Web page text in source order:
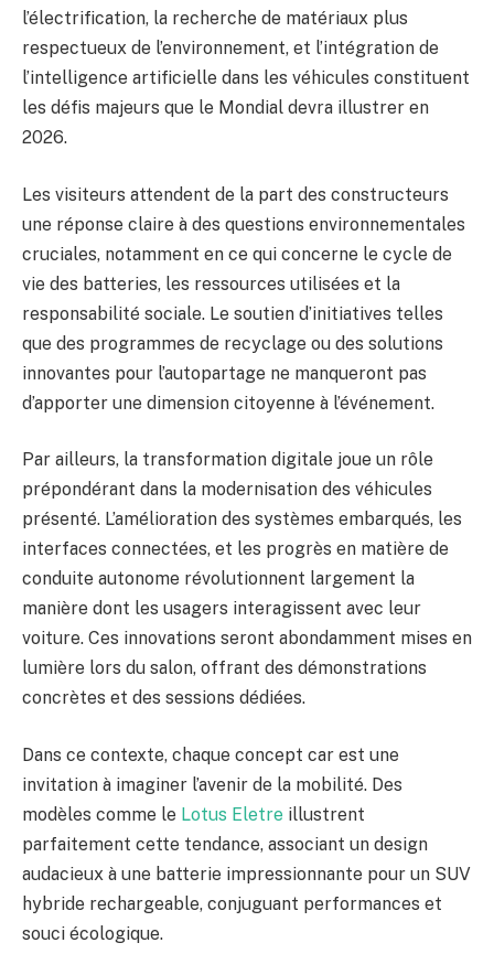
l’électrification, la recherche de matériaux plus
respectueux de l’environnement, et l’intégration de
l’intelligence artificielle dans les véhicules constituent
les défis majeurs que le Mondial devra illustrer en
2026.
Les visiteurs attendent de la part des constructeurs
une réponse claire à des questions environnementales
cruciales, notamment en ce qui concerne le cycle de
vie des batteries, les ressources utilisées et la
responsabilité sociale. Le soutien d’initiatives telles
que des programmes de recyclage ou des solutions
innovantes pour l’autopartage ne manqueront pas
d’apporter une dimension citoyenne à l’événement.
Par ailleurs, la transformation digitale joue un rôle
prépondérant dans la modernisation des véhicules
présenté. L’amélioration des systèmes embarqués, les
interfaces connectées, et les progrès en matière de
conduite autonome révolutionnent largement la
manière dont les usagers interagissent avec leur
voiture. Ces innovations seront abondamment mises en
lumière lors du salon, offrant des démonstrations
concrètes et des sessions dédiées.
Dans ce contexte, chaque concept car est une
invitation à imaginer l’avenir de la mobilité. Des
modèles comme le Lotus Eletre illustrent
parfaitement cette tendance, associant un design
audacieux à une batterie impressionnante pour un SUV
hybride rechargeable, conjuguant performances et
souci écologique.